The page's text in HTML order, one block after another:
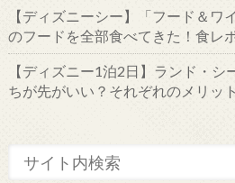
【ディズニーシー】「フード＆ワ
のフードを全部食べてきた！食レ
【ディズニー1泊2日】ランド・シ
ちが先がいい？それぞれのメリッ